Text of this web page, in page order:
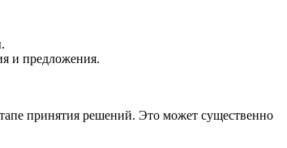
и предложения.
принятия решений. Это может существенно